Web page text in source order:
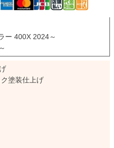
ー 400X 2024～